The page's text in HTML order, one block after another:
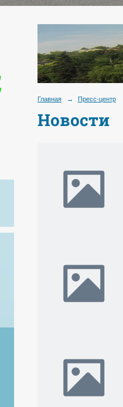
Главная → Пресс-центр
Новости